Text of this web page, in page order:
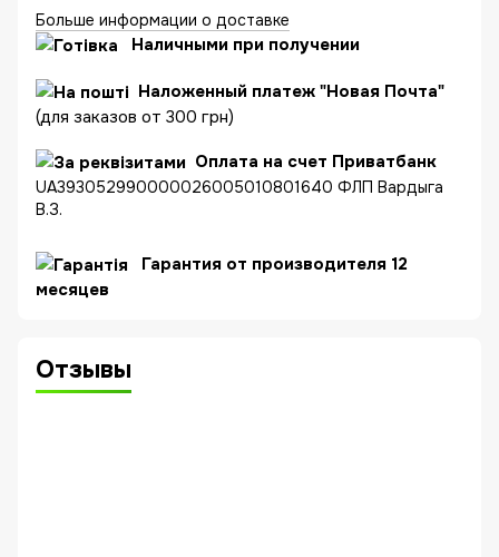
Больше информации о доставке
Наличными при получении
Наложенный платеж "Новая Почта"
(для заказов от 300 грн)
Оплата на счет Приватбанк
UA393052990000026005010801640 ФЛП Вардыга
В.З.
Гарантия от производителя 12
месяцев
Отзывы